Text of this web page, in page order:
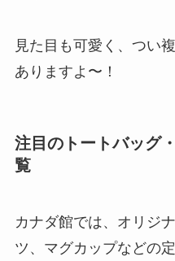
見た目も可愛く、つい
ありますよ〜！
注目のトートバッグ
覧
カナダ館では、オリジ
ツ、マグカップなどの